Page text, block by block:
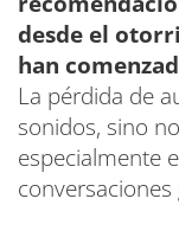
desde el
han
La pérdida de
sonidos, sino
especialmente
conversaciones